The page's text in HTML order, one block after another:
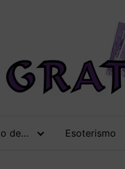
de… Esoterismo